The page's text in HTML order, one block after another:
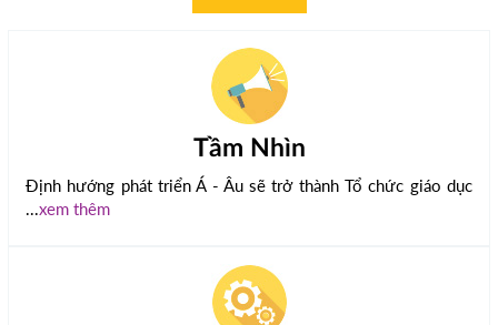
Tầm Nhìn
Định hướng phát triển Á - Âu sẽ trở thành Tổ chức giáo dục
...xem thêm